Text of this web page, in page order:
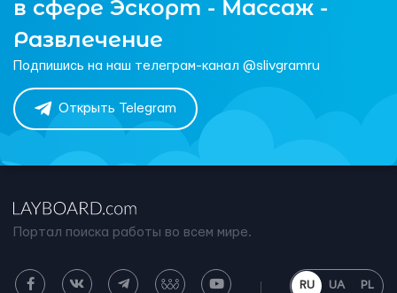
в сфере Эскорт - Массаж -
Развлечение
Подпишись на наш телеграм-канал @slivgramru
Открыть Telegram
Портал поиска работы во всем мире.
RU UA PL